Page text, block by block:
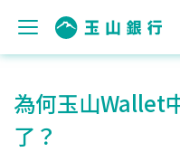
為何玉山Wallet
了？